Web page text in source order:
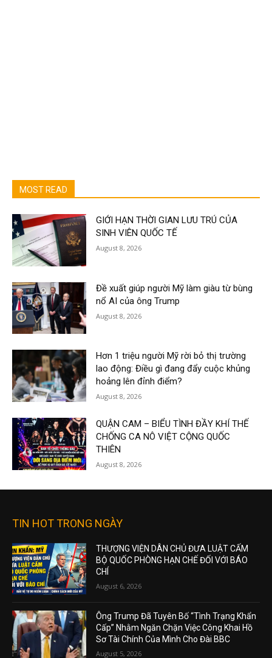
MOST READ
GIỚI HẠN THỜI GIAN LƯU TRÚ CỦA
SINH VIÊN QUỐC TẾ
August 8, 2026
Đề xuất giúp người Mỹ làm giàu từ bùng
nổ AI của ông Trump
August 8, 2026
Hơn 1 triệu người Mỹ rời bỏ thị trường
lao động: Điều gì đang đẩy cuộc khủng
hoảng lên đỉnh điểm?
August 8, 2026
QUẬN CAM – BIỂU TÌNH ĐẦY KHÍ THẾ
CHỐNG CA NÔ VIỆT CỘNG QUỐC
THIÊN
August 8, 2026
TIN HOT TRONG NGÀY
THƯỢNG VIỆN DÂN CHỦ ĐƯA LUẬT CẤM
BỘ QUỐC PHÒNG HẠN CHẾ ĐỐI VỚI BÁO
CHÍ
August 6, 2026
Ông Trump Đã Tuyên Bố “Tình Trạng Khẩn
Cấp” Nhằm Ngăn Chặn Việc Công Khai Hồ
Sơ Tài Chính Của Mình Cho Đài BBC
August 5, 2026